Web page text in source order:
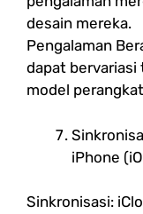
desain mereka.
Pengalaman
dapat bervariasi
model
iPhone
Sinkronisasi: